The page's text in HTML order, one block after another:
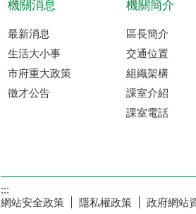
機關消息
最新消息
生活大小事
市府重大政策
徵才公告
機關簡介
區長簡介
交通位置
組織架構
課室介紹
課室電話
:::
網站安全政策
隱私權政策 政府網站